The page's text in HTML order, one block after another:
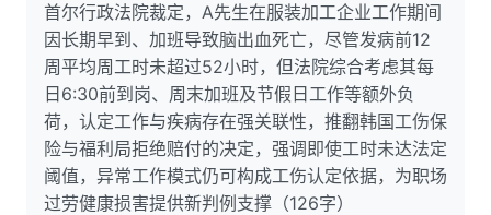
首尔行政法院裁定，A先生在服装加工企业工作期间
因长期早到、加班导致脑出血死亡，尽管发病前12
周平均周工时未超过52小时，但法院综合考虑其每
日6:30前到岗、周末加班及节假日工作等额外负
荷，认定工作与疾病存在强关联性，推翻韩国工伤保
险与福利局拒绝赔付的决定，强调即使工时未达法定
阈值，异常工作模式仍可构成工伤认定依据，为职场
过劳健康损害提供新判例支撑（126字）